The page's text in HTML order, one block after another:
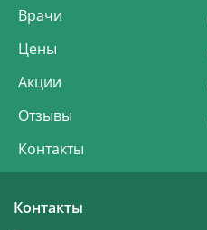
Врачи
Цены
Акции
Отзывы
Контакты
Контакты